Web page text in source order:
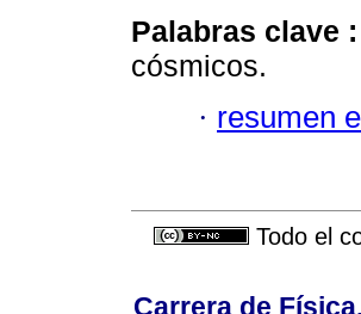
Palabras clave :
cósmicos.
· resumen
Todo el
Carrera de